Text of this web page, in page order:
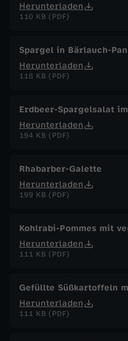
Herunterladen
110 KB (PDF)
Spargel in Bärlauch-
Herunterladen
118 KB (PDF)
Erdbeer-Spargelsalat
Herunterladen
194 KB (PDF)
Rhabarber-Galette
Herunterladen
199 KB (PDF)
Kohlrabi-Pommes mit
Herunterladen
111 KB (PDF)
Gefüllte Süßkartoffeln
Herunterladen
111 KB (PDF)